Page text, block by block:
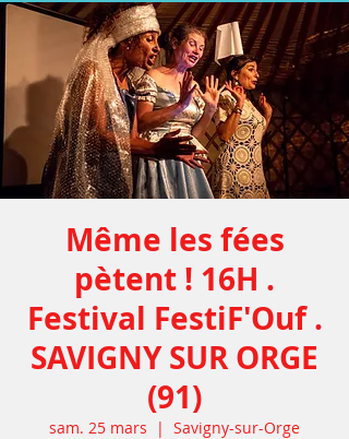
Même les fées
pètent ! 16H .
Festival FestiF'Ouf .
SAVIGNY SUR ORGE
(91)
sam. 25 mars
  |
Savigny-sur-Orge